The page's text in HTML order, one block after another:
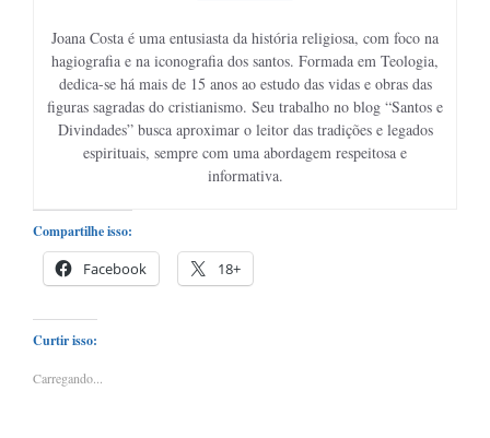
Joana Costa é uma entusiasta da história religiosa, com foco na
hagiografia e na iconografia dos santos. Formada em Teologia,
dedica-se há mais de 15 anos ao estudo das vidas e obras das
figuras sagradas do cristianismo. Seu trabalho no blog “Santos e
Divindades” busca aproximar o leitor das tradições e legados
espirituais, sempre com uma abordagem respeitosa e
informativa.
Compartilhe isso:
Facebook 18+
Curtir isso:
Carregando...